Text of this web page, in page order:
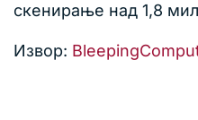
скенирање над 1,8
Извор: